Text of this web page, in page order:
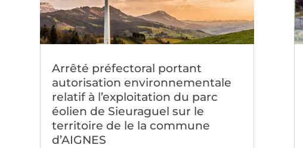
Arrêté préfectoral portant
autorisation environnementale
relatif à l’exploitation du parc
éolien de Sieuraguel sur le
territoire de le la commune
d’AIGNES